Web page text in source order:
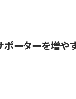
サポーターを